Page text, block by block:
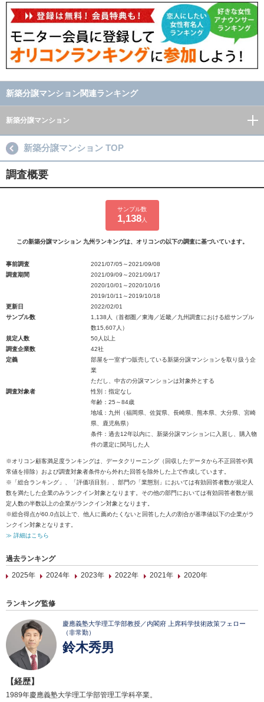
新築分譲マンション関連ランキング
新築分譲マンション
新築分譲マンション TOP
調査概要
サンプル数
1,138人
この新築分譲マンション 九州ランキングは、オリコンの以下の調査に基づいています。
事前調査
2021/07/05～2021/09/08
調査期間
2021/09/09～2021/09/17
2020/10/01～2020/10/16
2019/10/11～2019/10/18
更新日
2022/02/01
サンプル数
1,138人（首都圏／東海／近畿／九州調査における総サンプル
数15,607人）
規定人数
50人以上
調査企業数
42社
定義
部屋を一室ずつ販売している新築分譲マンションを取り扱う企
業
ただし、中古の分譲マンションは対象外とする
調査対象者
性別：指定なし
年齢：25～84歳
地域：九州（福岡県、佐賀県、長崎県、熊本県、大分県、宮崎
県、鹿児島県）
条件：過去12年以内に、新築分譲マンションに入居し、購入物
件の選定に関与した人
※オリコン顧客満足度ランキングは、データクリーニング（回収したデータから不正回答や異
常値を排除）および調査対象者条件から外れた回答を除外した上で作成しています。
※「総合ランキング」、「評価項目別」、部門の「業態別」においては有効回答者数が規定人
数を満たした企業のみランクイン対象となります。その他の部門においては有効回答者数が規
定人数の半数以上の企業がランクイン対象となります。
※総合得点が60.0点以上で、他人に薦めたくないと回答した人の割合が基準値以下の企業がラ
ンクイン対象となります。
≫ 詳細はこちら
過去ランキング
2025年
2024年 2023年 2022年 2021年 2020年
ランキング監修
慶應義塾大学理工学部教授／内閣府 上席科学技術政策フェロー
（非常勤）
鈴木秀男
【経歴】
1989年慶應義塾大学理工学部管理工学科卒業。